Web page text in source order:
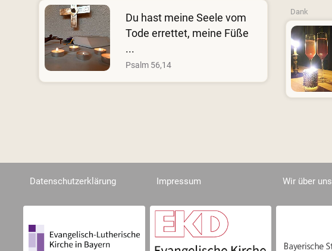
Du hast meine Seele vom
Tode errettet, meine Füße
...
Psalm 56,14
Dank
Datenschutzerklärung Impressum Wir über uns